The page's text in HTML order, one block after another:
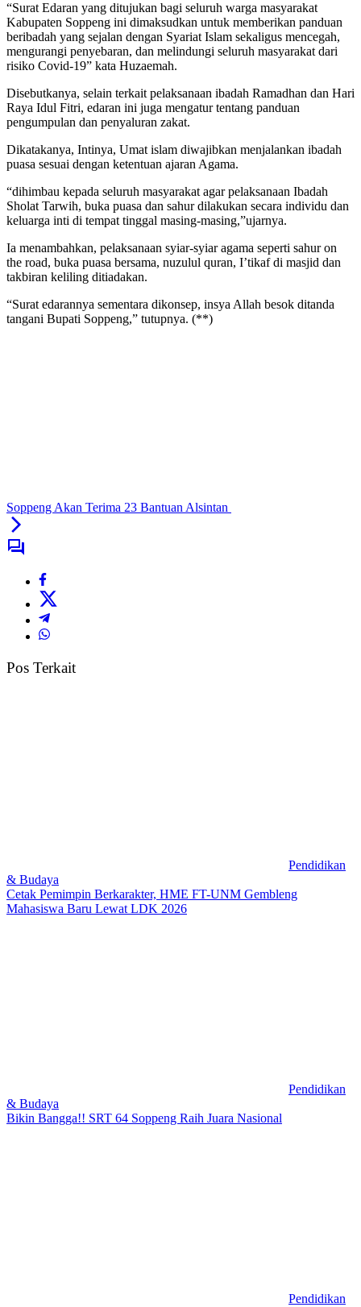
“Surat Edaran yang ditujukan bagi seluruh warga masyarakat
Kabupaten Soppeng ini dimaksudkan untuk memberikan panduan
beribadah yang sejalan dengan Syariat Islam sekaligus mencegah,
mengurangi penyebaran, dan melindungi seluruh masyarakat dari
risiko Covid-19” kata Huzaemah.
Disebutkanya, selain terkait pelaksanaan ibadah Ramadhan dan Hari
Raya Idul Fitri, edaran ini juga mengatur tentang panduan
pengumpulan dan penyaluran zakat.
Dikatakanya, Intinya, Umat islam diwajibkan menjalankan ibadah
puasa sesuai dengan ketentuan ajaran Agama.
“dihimbau kepada seluruh masyarakat agar pelaksanaan Ibadah
Sholat Tarwih, buka puasa dan sahur dilakukan secara individu dan
keluarga inti di tempat tinggal masing-masing,”ujarnya.
Ia menambahkan, pelaksanaan syiar-syiar agama seperti sahur on
the road, buka puasa bersama, nuzulul quran, I’tikaf di masjid dan
takbiran keliling ditiadakan.
“Surat edarannya sementara dikonsep, insya Allah besok ditanda
tangani Bupati Soppeng,” tutupnya. (**)
Soppeng Akan Terima 23 Bantuan Alsintan
Pos Terkait
Pendidikan
& Budaya
Cetak Pemimpin Berkarakter, HME FT-UNM Gembleng
Mahasiswa Baru Lewat LDK 2026
Pendidikan
& Budaya
Bikin Bangga!! SRT 64 Soppeng Raih Juara Nasional
Pendidikan